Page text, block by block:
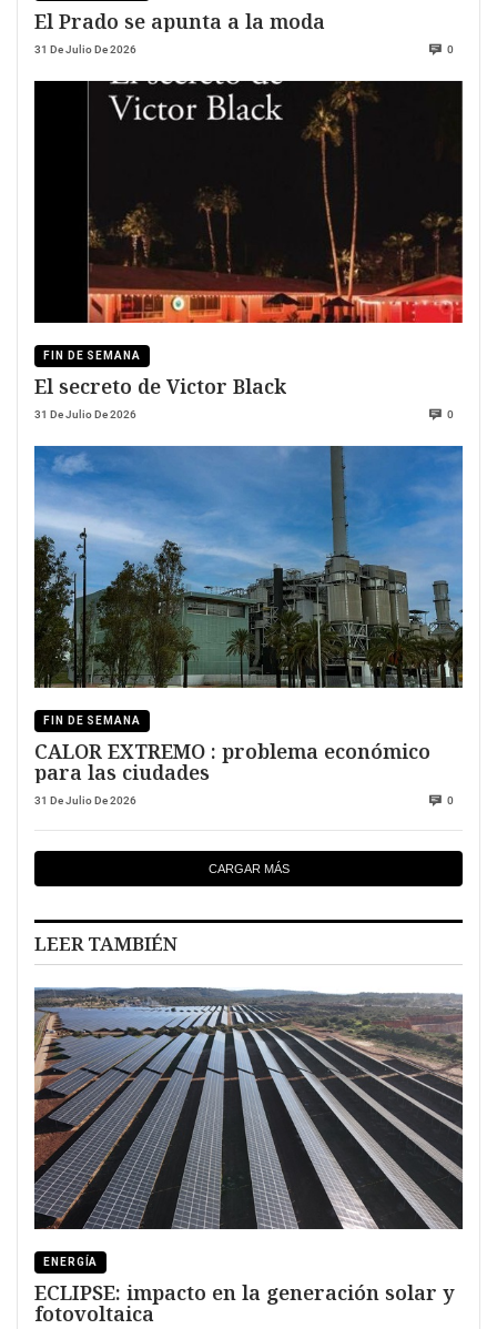
El Prado se apunta a la moda
31 De Julio De 2026 0
FIN DE SEMANA
El secreto de Victor Black
31 De Julio De 2026 0
FIN DE SEMANA
CALOR EXTREMO : problema económico
para las ciudades
31 De Julio De 2026 0
CARGAR MÁS
LEER TAMBIÉN
ENERGÍA
ECLIPSE: impacto en la generación solar y
fotovoltaica